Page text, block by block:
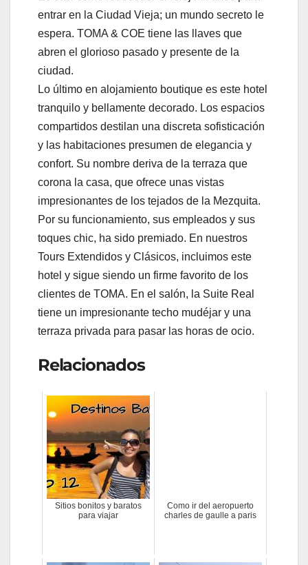
entrar en la Ciudad Vieja; un mundo secreto le
espera. TOMA & COE tiene las llaves que
abren el glorioso pasado y presente de la
ciudad.
Lo último en alojamiento boutique es este hotel
tranquilo y bellamente decorado. Los espacios
compartidos destilan una discreta sofisticación
y las habitaciones presumen de elegancia y
confort. Su nombre deriva de la terraza que
corona la casa, que ofrece unas vistas
impresionantes de los tejados de la Mezquita.
Por su funcionamiento, sus empleados y sus
toques chic, ha sido premiado. En nuestros
Tours Extendidos y Clásicos, incluimos este
hotel y sigue siendo un firme favorito de los
clientes de TOMA. En el salón, la Suite Real
tiene un impresionante techo mudéjar y una
terraza privada para pasar las horas de ocio.
Relacionados
Sitios bonitos y baratos
para viajar
Como ir del aeropuerto
charles de gaulle a paris